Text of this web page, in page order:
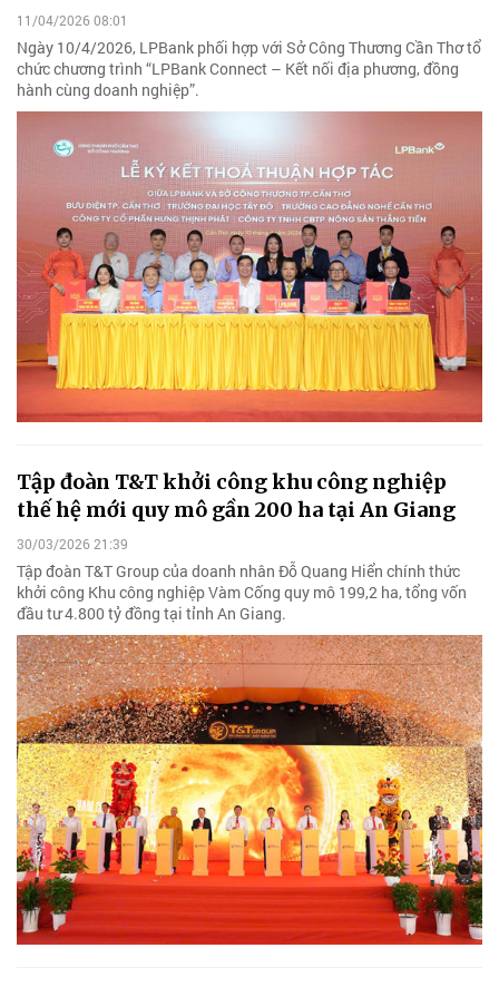
11/04/2026 08:01
Ngày 10/4/2026, LPBank phối hợp với Sở Công Thương Cần Thơ tổ
chức chương trình “LPBank Connect – Kết nối địa phương, đồng
hành cùng doanh nghiệp”.
Tập đoàn T&T khởi công khu công nghiệp
thế hệ mới quy mô gần 200 ha tại An Giang
30/03/2026 21:39
Tập đoàn T&T Group của doanh nhân Đỗ Quang Hiển chính thức
khởi công Khu công nghiệp Vàm Cống quy mô 199,2 ha, tổng vốn
đầu tư 4.800 tỷ đồng tại tỉnh An Giang.